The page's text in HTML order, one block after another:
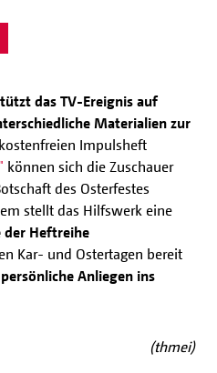
das TV-Ereignis auf
Materialien zur
Impulsheft
können sich die Zuschauer
des Osterfestes
stellt das Hilfswerk eine
der Heftreihe
Kar- und Ostertagen bereit
persönliche Anliegen ins
(thmei)